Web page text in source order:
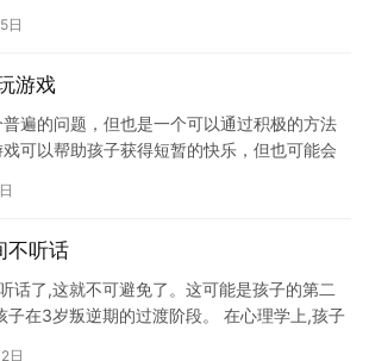
日
游戏
遍的问题，但也是一个可以通过积极的方法
可以帮助孩子获得短暂的快乐，但也可能会
不听话
话了,这就不可避免了。这可能是孩子的第二
子在3岁叛逆期的过渡阶段。 在心理学上,孩子
日